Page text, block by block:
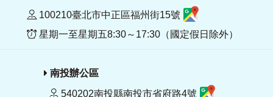
100210臺北市中正區福州街15號
星期一至星期五8:30～17:30（國定假日除外）
南投辦公區
540202南投縣南投市省府路4號